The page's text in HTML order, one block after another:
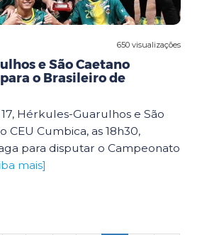
650 visualizações
e São Caetano
o Brasileiro de
Hérkules-Guarulhos e São
CEU Cumbica, as 18h30,
para disputar o Campeonato
mais]